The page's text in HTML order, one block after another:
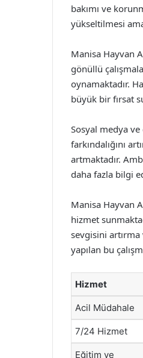
bakımı ve
yükseltilmesi
Manisa Hayvan
gönüllü
oynamaktadır.
büyük bir fırsat
Sosyal medya ve
farkındalığını
artmaktadır.
daha fazla bilgi
Manisa Hayvan
hizmet
sevgisini
yapılan bu
Hizmet
Acil Müdahale
7/24 Hizmet
Eğitim ve